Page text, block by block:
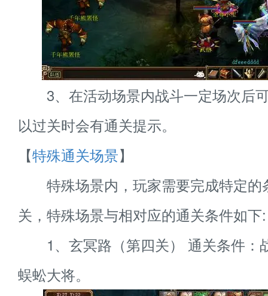
3、在活动场景内战斗一定场次后
以过关时会有通关提示。
【特殊通关场景】
特殊场景内，玩家需要完成特定的
关，特殊场景与相对应的通关条件如下:
1、玄冥路（第四关） 通关条件：
蜈蚣大将。